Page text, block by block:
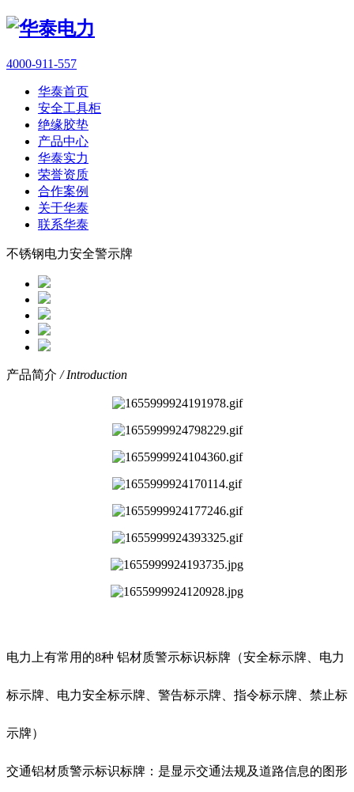
4000-911-557
华泰首页
安全工具柜
绝缘胶垫
产品中心
华泰实力
荣誉资质
合作案例
关于华泰
联系华泰
不锈钢电力安全警示牌
产品简介 / Introduction
电力上有常用的8种 铝材质警示标识标牌（安全标示牌、电力
标示牌、电力安全标示牌、警告标示牌、指令标示牌、禁止标
示牌）
交通铝材质警示标识标牌：是显示交通法规及道路信息的图形